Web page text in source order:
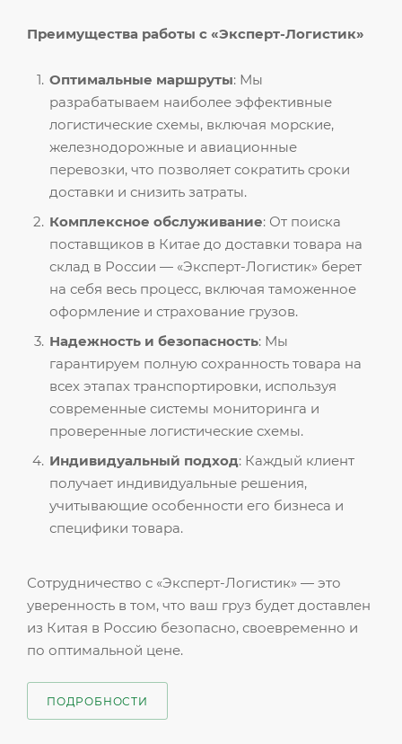
Преимущества работы с «Эксперт-Логистик»
Оптимальные маршруты: Мы
разрабатываем наиболее эффективные
логистические схемы, включая морские,
железнодорожные и авиационные
перевозки, что позволяет сократить сроки
доставки и снизить затраты.
Комплексное обслуживание: От поиска
поставщиков в Китае до доставки товара на
склад в России — «Эксперт-Логистик» берет
на себя весь процесс, включая таможенное
оформление и страхование грузов.
Надежность и безопасность: Мы
гарантируем полную сохранность товара на
всех этапах транспортировки, используя
современные системы мониторинга и
проверенные логистические схемы.
Индивидуальный подход: Каждый клиент
получает индивидуальные решения,
учитывающие особенности его бизнеса и
специфики товара.
Сотрудничество с «Эксперт-Логистик» — это
уверенность в том, что ваш груз будет доставлен
из Китая в Россию безопасно, своевременно и
по оптимальной цене.
ПОДРОБНОСТИ